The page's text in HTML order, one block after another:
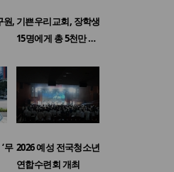
원, 기쁜우리교회, 장학생
15명에게 총 5천만 …
무 2026 예성 전국청소년
연합수련회 개최